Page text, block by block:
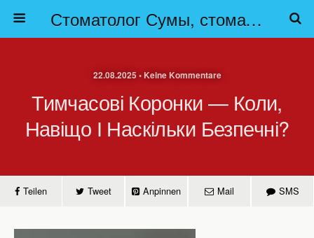
Стоматолог Сумы, стоматологические клиники Сумы, детская стоматология в Сумах. | Частная стоматология Сумы
22.08.2025 • Keine Kommentare
Тимчасові Коронки — Коли,
Навіщо І Наскільки Безпечні?
Teilen Tweet Anpinnen Mail SMS